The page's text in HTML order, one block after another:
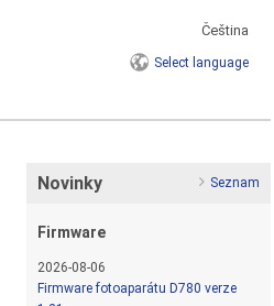
Čeština
Select language
Novinky Seznam
Firmware
2026-08-06
Firmware fotoaparátu D780 verze